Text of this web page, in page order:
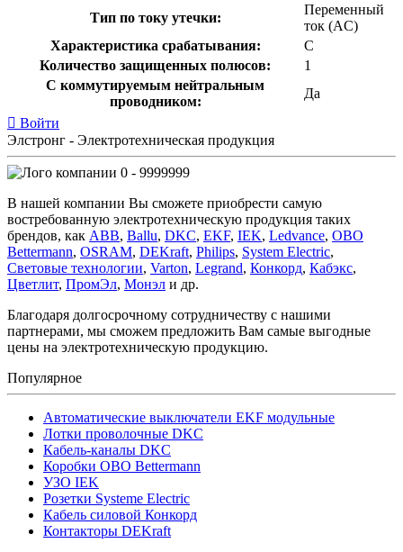
Тип по току утечки:
Переменный
ток (AC)
Характеристика срабатывания:
C
Количество защищенных полюсов:
1
С коммутируемым нейтральным
проводником:
Да
Войти
Элстронг - Электротехническая продукция
0 - 9999999
В нашей компании Вы сможете приобрести самую
востребованную электротехническую продукция таких
брендов, как ABB, Ballu, DKC, EKF, IEK, Ledvance, OBO
Bettermann, OSRAM, DEKraft, Philips, System Electric,
Световые технологии, Varton, Legrand, Конкорд, Кабэкс,
Цветлит, ПромЭл, Монэл и др.
Благодаря долгосрочному сотрудничеству с нашими
партнерами, мы сможем предложить Вам самые выгодные
цены на электротехническую продукцию.
Популярное
Автоматические выключатели EKF модульные
Лотки проволочные DKC
Кабель-каналы DKC
Коробки OBO Bettermann
УЗО IEK
Розетки Systeme Electric
Кабель силовой Конкорд
Контакторы DEKraft